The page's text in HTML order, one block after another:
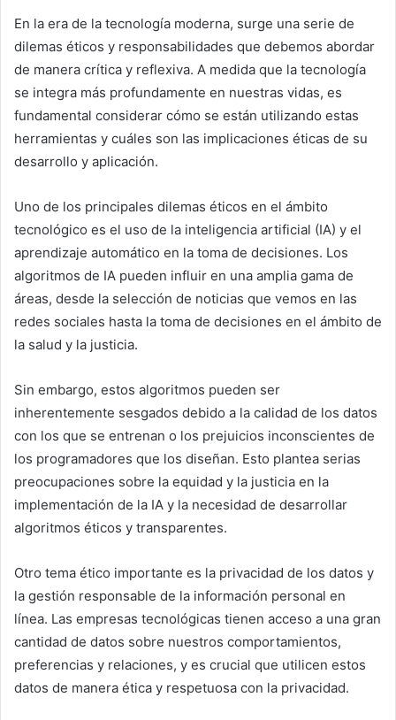
En la era de la tecnología moderna, surge una serie de
dilemas éticos y responsabilidades que debemos abordar
de manera crítica y reflexiva. A medida que la tecnología
se integra más profundamente en nuestras vidas, es
fundamental considerar cómo se están utilizando estas
herramientas y cuáles son las implicaciones éticas de su
desarrollo y aplicación.
Uno de los principales dilemas éticos en el ámbito
tecnológico es el uso de la inteligencia artificial (IA) y el
aprendizaje automático en la toma de decisiones. Los
algoritmos de IA pueden influir en una amplia gama de
áreas, desde la selección de noticias que vemos en las
redes sociales hasta la toma de decisiones en el ámbito de
la salud y la justicia.
Sin embargo, estos algoritmos pueden ser
inherentemente sesgados debido a la calidad de los datos
con los que se entrenan o los prejuicios inconscientes de
los programadores que los diseñan. Esto plantea serias
preocupaciones sobre la equidad y la justicia en la
implementación de la IA y la necesidad de desarrollar
algoritmos éticos y transparentes.
Otro tema ético importante es la privacidad de los datos y
la gestión responsable de la información personal en
línea. Las empresas tecnológicas tienen acceso a una gran
cantidad de datos sobre nuestros comportamientos,
preferencias y relaciones, y es crucial que utilicen estos
datos de manera ética y respetuosa con la privacidad.